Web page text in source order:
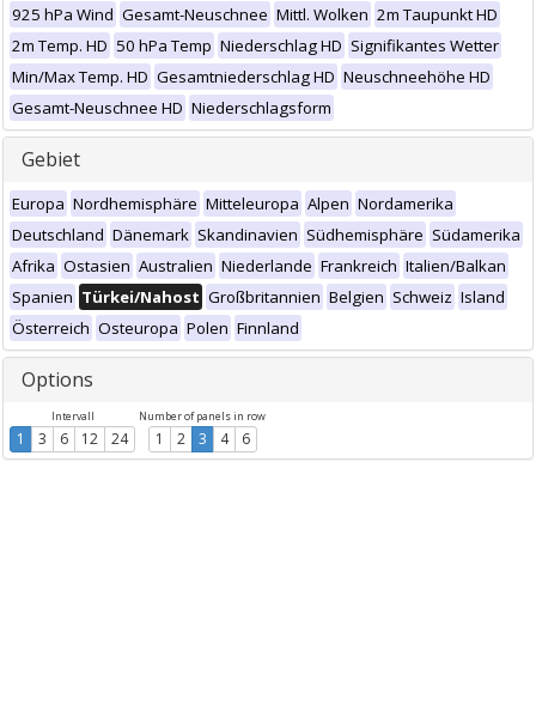
925 hPa Wind Gesamt-Neuschnee Mittl. Wolken 2m Taupunkt HD
2m Temp. HD 50 hPa Temp Niederschlag HD Signifikantes Wetter
Min/Max Temp. HD Gesamtniederschlag HD Neuschneehöhe HD
Gesamt-Neuschnee HD Niederschlagsform
Gebiet
Europa Nordhemisphäre Mitteleuropa Alpen Nordamerika
Deutschland Dänemark Skandinavien Südhemisphäre Südamerika
Afrika Ostasien Australien Niederlande Frankreich Italien/Balkan
Spanien Türkei/Nahost Großbritannien Belgien Schweiz Island
Österreich Osteuropa Polen Finnland
Options
Intervall
1 3 6 12 24
Number of panels in row
1 2 3 4 6